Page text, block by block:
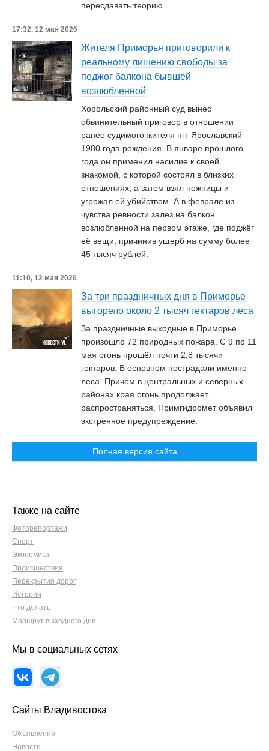
пересдавать теорию.
17:32, 12 мая 2026
Жителя Приморья приговорили к
реальному лишению свободы за
поджог балкона бывшей
возлюбленной
Хорольский районный суд вынес
обвинительный приговор в отношении
ранее судимого жителя пгт Ярославский
1980 года рождения. В январе прошлого
года он применил насилие к своей
знакомой, с которой состоял в близких
отношениях, а затем взял ножницы и
угрожал ей убийством. А в феврале из
чувства ревности залез на балкон
возлюбленной на первом этаже, где поджёг
её вещи, причинив ущерб на сумму более
45 тысяч рублей.
11:10, 12 мая 2026
За три праздничных дня в Приморье
выгорело около 2 тысяч гектаров леса
За праздничные выходные в Приморье
произошло 72 природных пожара. С 9 по 11
мая огонь прошёл почти 2,8 тысячи
гектаров. В основном пострадали именно
леса. Причём в центральных и северных
районах края огонь продолжает
распространяться, Примгидромет объявил
экстренное предупреждение.
Полная версия сайта
Также на сайте
Фоторепортажи
Спорт
Экономика
Происшествия
Перекрытия дорог
Истории
Что делать
Маршрут выходного дня
Мы в социальных сетях
Сайты Владивостока
Объявления
Новости